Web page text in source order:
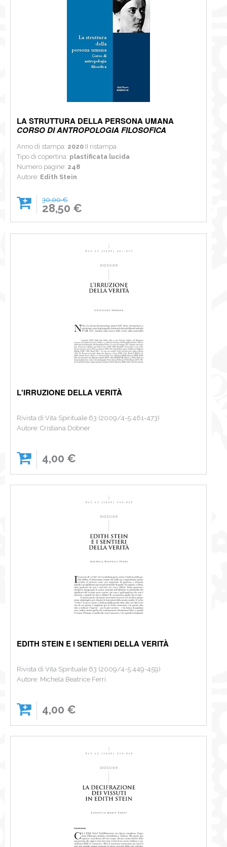
LA STRUTTURA DELLA PERSONA UMANA
CORSO DI ANTROPOLOGIA FILOSOFICA
Anno di stampa: 2020 II ristampa
Tipo di copertina: plastificata lucida
Numero pagine: 248
Autore: Edith Stein
30,00 €
28,50 €
L'IRRUZIONE DELLA VERITÀ
Rivista di Vita Spirituale 63 (2009/4-5:461-473)
Autore: Cristiana Dobner
4,00 €
EDITH STEIN E I SENTIERI DELLA VERITÀ
Rivista di Vita Spirituale 63 (2009/4-5:449-459)
Autore: Michela Beatrice Ferri
4,00 €